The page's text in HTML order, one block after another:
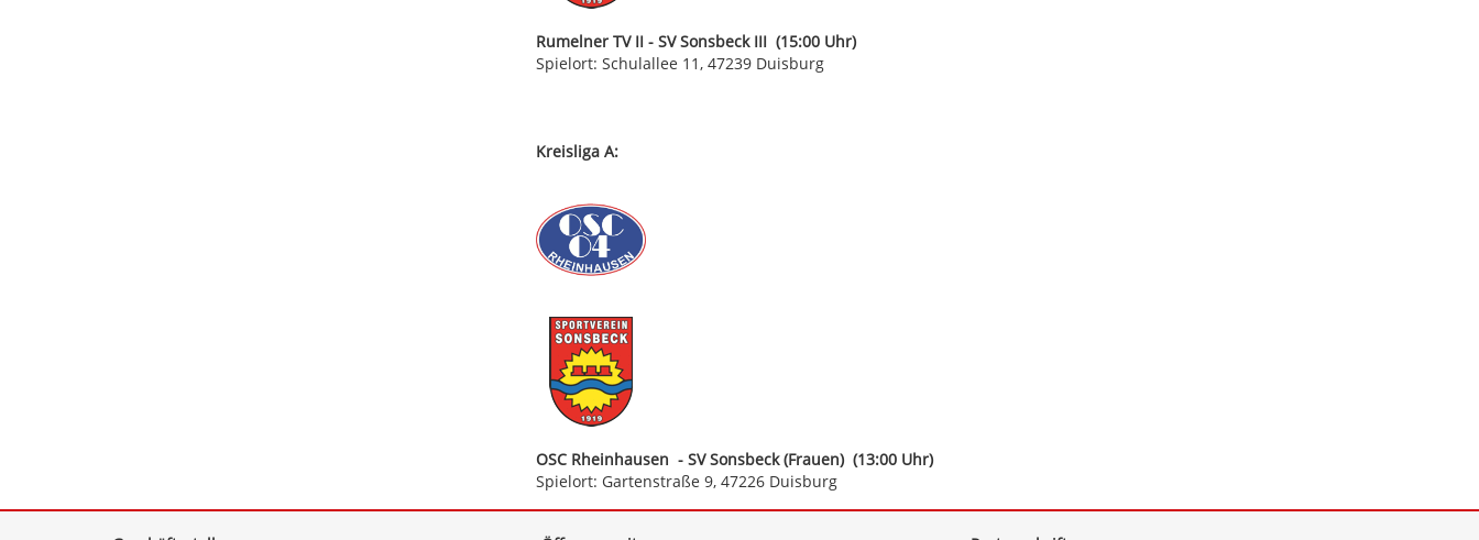
Rumelner TV II - SV Sonsbeck III (15:00 Uhr)
Spielort: Schulallee 11, 47239 Duisburg
Kreisliga A:
OSC Rheinhausen - SV Sonsbeck (Frauen) (13:00 Uhr)
Spielort: Gartenstraße 9, 47226 Duisburg